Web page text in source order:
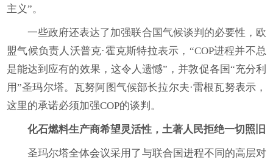
主义”。
一些政府还表达了加强联合国气候谈判的必要性，欧
盟气候负责人沃普克·霍克斯特拉表示，“COP进程并不总
是能达到应有的效果，这令人遗憾”，并敦促各国“充分利
用”圣玛尔塔。瓦努阿图气候部长拉尔夫·雷根瓦努表示，
这里的承诺必须加强COP的谈判。
化石燃料生产商希望灵活性，土著人民拒绝一切照旧
圣玛尔塔全体会议采用了与联合国进程不同的高层对